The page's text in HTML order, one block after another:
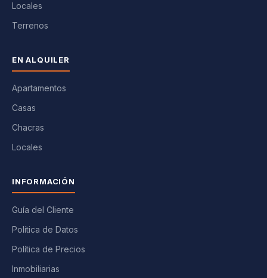
Locales
Terrenos
EN ALQUILER
Apartamentos
Casas
Chacras
Locales
INFORMACIÓN
Guía del Cliente
Política de Datos
Política de Precios
Inmobiliarias